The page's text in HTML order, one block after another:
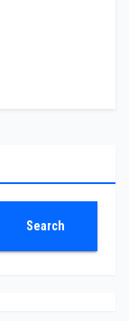
Search